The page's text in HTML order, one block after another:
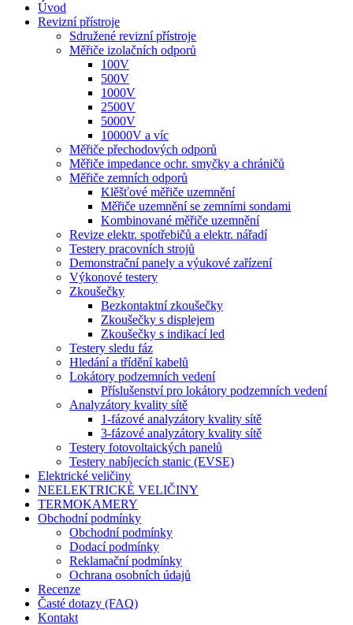
Úvod
Revizní přístroje
Sdružené revizní přístroje
Měřiče izolačních odporů
100V
500V
1000V
2500V
5000V
10000V a víc
Měřiče přechodových odporů
Měřiče impedance ochr. smyčky a chráničů
Měřiče zemních odporů
Klěšťové měřiče uzemnění
Měřiče uzemnění se zemními sondami
Kombinované měřiče uzemnění
Revize elektr. spotřebičů a elektr. nářadí
Testery pracovních strojů
Demonstrační panely a výukové zařízení
Výkonové testery
Zkoušečky
Bezkontaktní zkoušečky
Zkoušečky s displejem
Zkoušečky s indikací led
Testery sledu fáz
Hledání a třídění kabelů
Lokátory podzemních vedení
Příslušenství pro lokátory podzemních vedení
Analyzátory kvality sítě
1-fázové analyzátory kvality sítě
3-fázové analyzátory kvality sítě
Testery fotovoltaických panelů
Testery nabíjecích stanic (EVSE)
Elektrické veličiny
NEELEKTRICKÉ VELIČINY
TERMOKAMERY
Obchodní podmínky
Obchodní podmínky
Dodací podmínky
Reklamační podmínky
Ochrana osobních údajů
Recenze
Časté dotazy (FAQ)
Kontakt